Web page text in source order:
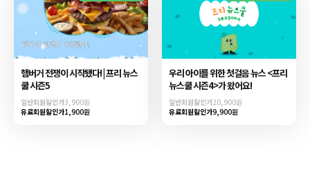
햄버거 전쟁이 시작됐다! | 프리 뉴스
쿨 시즌5
일반회원할인가3,900원
유료회원할인가1,900원
우리 아이를 위한 첫걸음 뉴스 <프리
뉴스쿨 시즌4>가 왔어요!
일반회원할인가20,900원
유료회원할인가9,900원